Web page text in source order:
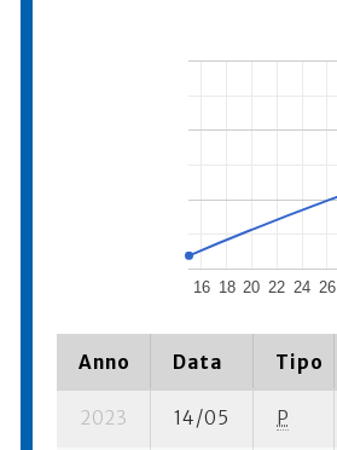
16 18 20 22 24 26
Anno Data Tipo
2023 14/05 P